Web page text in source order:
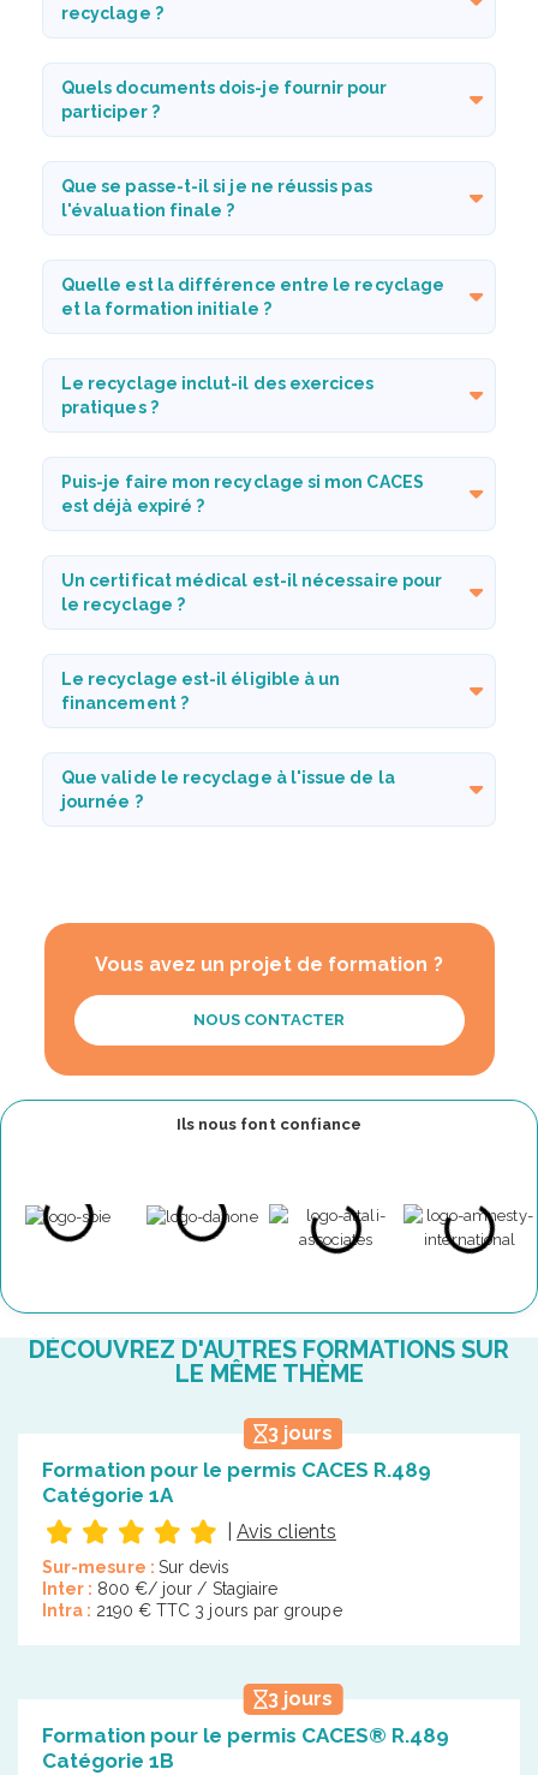
recyclage ?
Quels documents dois-je fournir pour
participer ?
Que se passe-t-il si je ne réussis pas
l'évaluation finale ?
Quelle est la différence entre le recyclage
et la formation initiale ?
Le recyclage inclut-il des exercices
pratiques ?
Puis-je faire mon recyclage si mon CACES
est déjà expiré ?
Un certificat médical est-il nécessaire pour
le recyclage ?
Le recyclage est-il éligible à un
financement ?
Que valide le recyclage à l'issue de la
journée ?
Vous avez un projet de formation ?
NOUS CONTACTER
Ils nous font confiance
DÉCOUVREZ D'AUTRES FORMATIONS SUR
LE MÊME THÈME
3 jours
Formation pour le permis CACES R.489
Catégorie 1A
Avis clients
Sur-mesure : Sur devis
Inter : 800 €/ jour / Stagiaire
Intra : 2190 € TTC 3 jours par groupe
3 jours
Formation pour le permis CACES® R.489
Catégorie 1B